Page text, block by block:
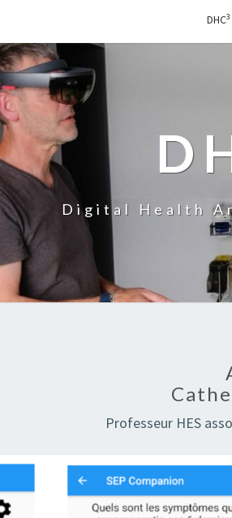
DHC3
Digital Health
Professeur HES